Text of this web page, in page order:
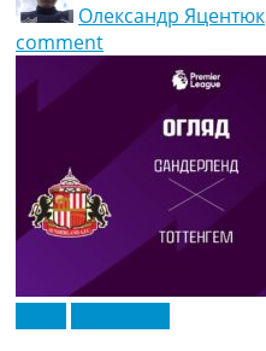
Олександр Яцентюк
comment